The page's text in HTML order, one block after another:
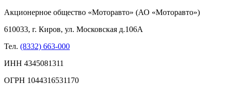
Акционерное общество «Моторавто» (АО «Моторавто»)
610033, г. Киров, ул. Московская д.106А
Тел. (8332) 663-000
ИНН 4345081311
ОГРН 1044316531170